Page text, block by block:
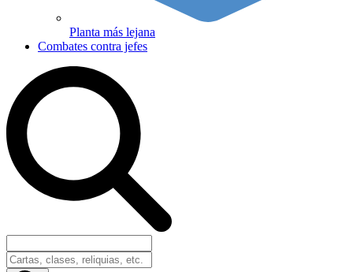
Planta más lejana
Combates contra jefes